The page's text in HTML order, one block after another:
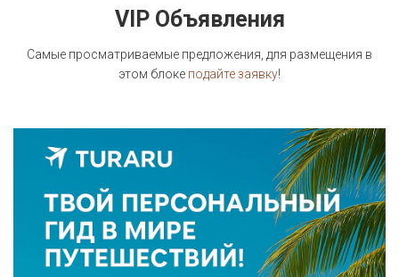
VIP Объявления
Самые просматриваемые предложения, для размещения в
этом блоке подайте заявку!